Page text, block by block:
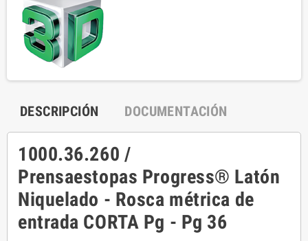
DESCRIPCIÓN DOCUMENTACIÓN
1000.36.260 /
Prensaestopas Progress® Latón
Niquelado - Rosca métrica de
entrada CORTA Pg - Pg 36